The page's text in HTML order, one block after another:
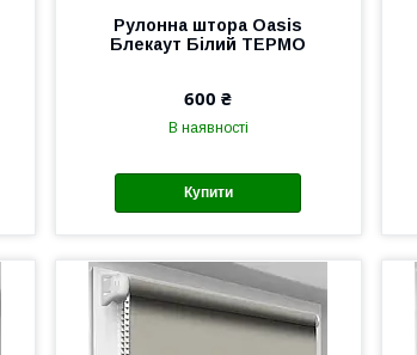
Рулонна штора Oasis
Блекаут Білий ТЕРМО
600 ₴
В наявності
Купити